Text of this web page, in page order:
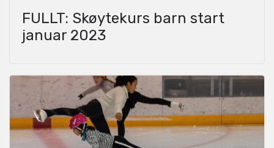
FULLT: Skøytekurs barn start
januar 2023